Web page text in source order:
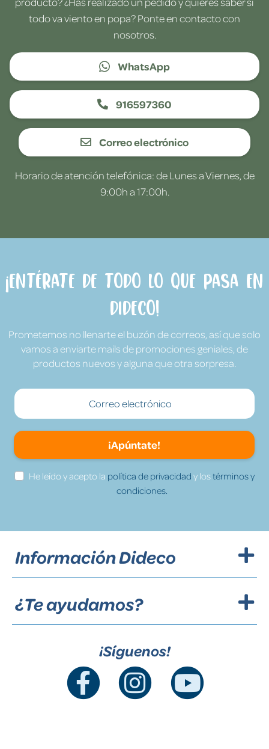
todo va viento en popa? Ponte en contacto con
nosotros.
WhatsApp
916597360
Correo electrónico
Horario de atención telefónica: de Lunes a Viernes, de
9:00h a 17:00h.
¡Entérate de todo lo que pasa en
Dideco!
Prometemos no llenarte el buzón de correos, así que solo
vamos a enviarte mails de promociones geniales, de
productos nuevos y alguna que otra sorpresa.
¡Apúntate!
He leído y acepto la política de privacidad y lostérminos y
condiciones.
Información Dideco
¿Te ayudamos?
¡Síguenos!